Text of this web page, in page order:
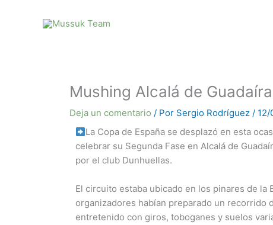
Mushing Alcalá de
Deja un comentario / Por Sergio Rodríguez /
La Copa de España se desplazó en esta
celebrar su Segunda Fase en Alcalá de
por el club Dunhuellas.
El circuito estaba ubicado en los pinares de la
organizadores habían preparado un recorrido
entretenido con giros, toboganes y suelos